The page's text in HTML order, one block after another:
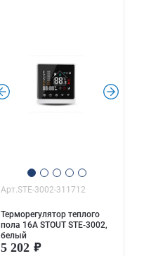
. .
Арт.STE-3002-311712
Терморегулятор теплого
пола 16А STOUT STE-3002,
белый
5 202